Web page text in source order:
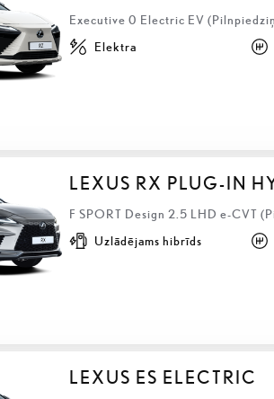
Executive 0 Electric EV
Elektra
LEXUS RX PLUG-IN
F SPORT Design 2.5 LHD e-CVT
Uzlādējams hibrīds
LEXUS ES ELECTRIC